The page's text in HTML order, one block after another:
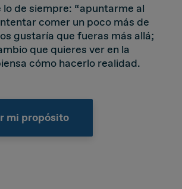
lo de siempre: “apuntarme al
comer un poco más de
gustaría que fueras más allá;
que quieres ver en la
cómo hacerlo realidad.
mi propósito